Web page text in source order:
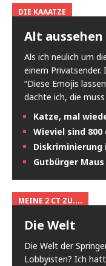
DIE KAAATZE
Alt aussehen
Als ich neulich um
einem Privatsender.
“Diese Emojis
dachte ich, die
Katze, mal
Wieviel sind 800
Diskriminierung
Gutbürger Maus
MEINE 2 CT ZU....
Die Welt
Die Welt der
Lobbyisten? Ich